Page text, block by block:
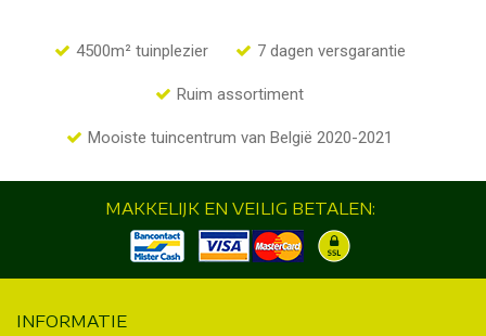
4500m² tuinplezier 7 dagen versgarantie
Ruim assortiment
Mooiste tuincentrum van België 2020-2021
MAKKELIJK EN VEILIG BETALEN:
INFORMATIE